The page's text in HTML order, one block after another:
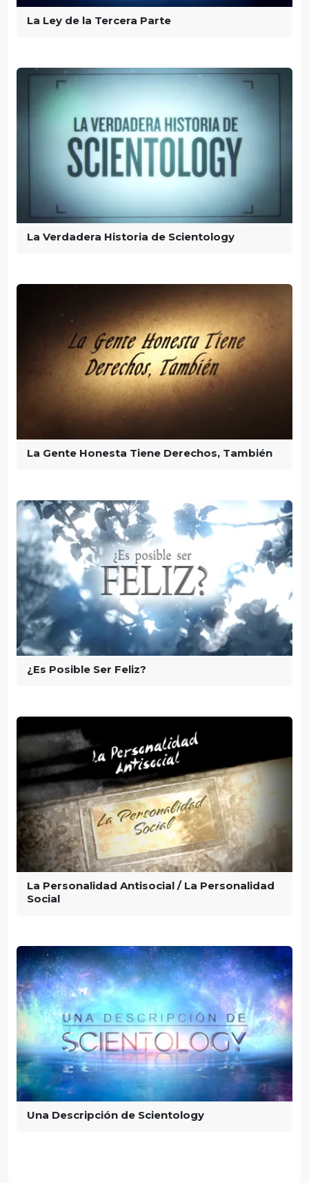
La Ley de la Tercera Parte
La Verdadera Historia de Scientology
La Gente Honesta Tiene Derechos, También
¿Es Posible Ser Feliz?
La Personalidad Antisocial / La Personalidad
Social
Una Descripción de Scientology